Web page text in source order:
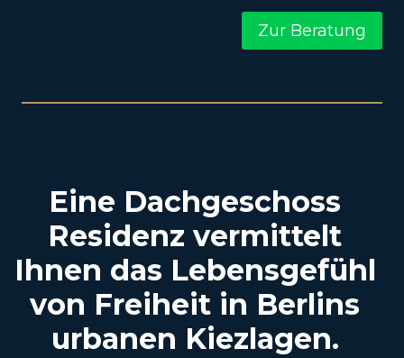
Zur Beratung
Eine Dachgeschoss
Residenz vermittelt
Ihnen das Lebensgefühl
von Freiheit in Berlins
urbanen Kiezlagen.